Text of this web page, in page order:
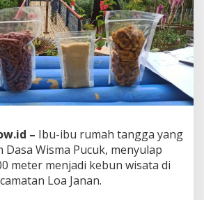
– Ibu-ibu rumah tangga yang
Wisma Pucuk, menyulap
meter menjadi kebun wisata di
Loa Janan.